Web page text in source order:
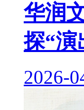
华润
探“演
2026-